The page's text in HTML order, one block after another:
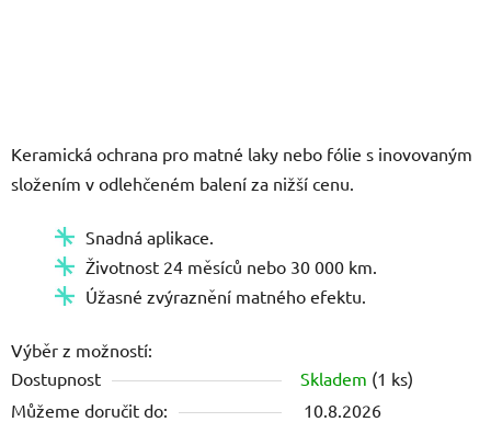
Keramická ochrana pro matné laky nebo fólie s inovovaným
složením v odlehčeném balení za nižší cenu.
Snadná aplikace.
Životnost 24 měsíců nebo 30 000 km.
Úžasné zvýraznění matného efektu.
Výběr z možností:
Dostupnost
Skladem (1 ks)
Můžeme doručit do:
10.8.2026